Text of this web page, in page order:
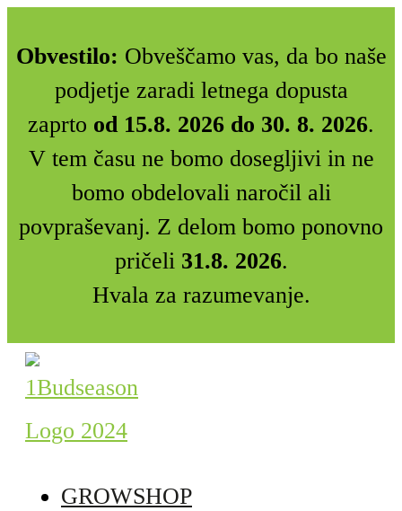
Obvestilo: Obveščamo vas, da bo naše
podjetje zaradi letnega dopusta
zaprto od 15.8. 2026 do 30. 8. 2026.
V tem času ne bomo dosegljivi in ne
bomo obdelovali naročil ali
povpraševanj. Z delom bomo ponovno
pričeli 31.8. 2026.
Hvala za razumevanje.
GROWSHOP